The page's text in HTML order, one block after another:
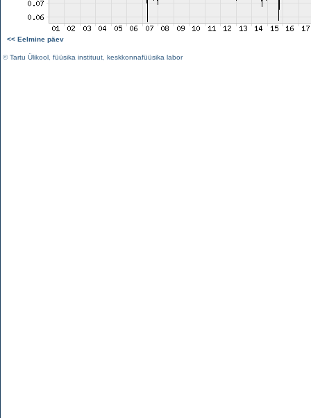
<< Eelmine päev
©Tartu Ülikool füüsika instituut keskkonnafüüsika labor